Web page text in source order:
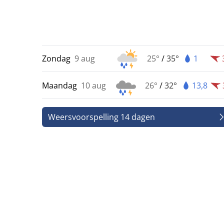
Zondag 9 aug 25° /35° 1
Maandag 10 aug 26° /32° 13,8
Weersvoorspelling 14 dagen